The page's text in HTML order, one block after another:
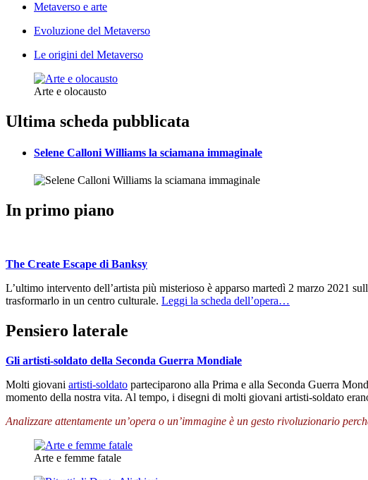
Metaverso e arte
Evoluzione del Metaverso
Le origini del Metaverso
Arte e olocausto
Ultima scheda pubblicata
Selene Calloni Williams la sciamana immaginale
In primo piano
The Create Escape di Banksy
L’ultimo intervento dell’artista più misterioso è apparso martedì 2 marzo 2021
trasformarlo in un centro culturale. Leggi la scheda dell’opera…
Pensiero laterale
Gli artisti-soldato della Seconda Guerra Mondiale
Molti giovani artisti-soldato parteciparono alla Prima e alla Seconda Guerra
momento della nostra vita. Al tempo, i disegni di molti giovani artisti-soldato
Analizzare attentamente un’opera o un’immagine è un gesto rivoluzionario
Arte e femme fatale